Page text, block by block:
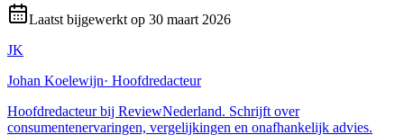
Laatst bijgewerkt op 30 maart 2026
JK
Johan Koelewijn· Hoofdredacteur
Hoofdredacteur bij ReviewNederland. Schrijft over
consumentenervaringen, vergelijkingen en onafhankelijk advies.